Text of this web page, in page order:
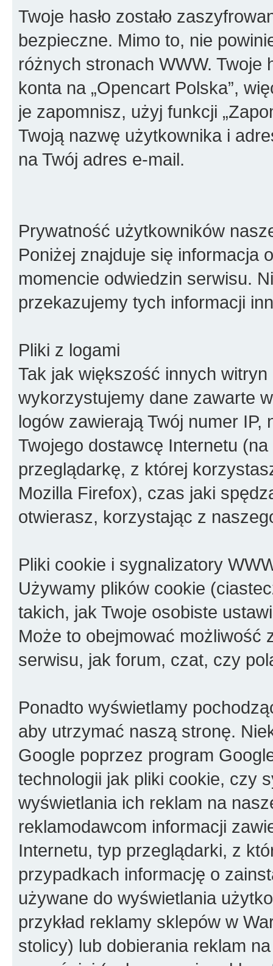
Twoje hasło zostało
bezpieczne. Mimo to, nie
różnych stronach WWW. Twoje
konta na „Opencart Polska”,
je zapomnisz, użyj funkcji
Twoją nazwę użytkownika i
na Twój adres e-mail.
Prywatność użytkowników
Poniżej znajduje się informacja
momencie odwiedzin serwisu.
przekazujemy tych informacji
Pliki z logami
Tak jak większość innych
wykorzystujemy dane zawarte
logów zawierają Twój numer
Twojego dostawcę Internetu
przeglądarkę, z której
Mozilla Firefox), czas jaki
otwierasz, korzystając z
Pliki cookie i sygnalizatory
Używamy plików cookie
takich, jak Twoje osobiste
Może to obejmować możliwość
serwisu, jak forum, czat, czy
Ponadto wyświetlamy
aby utrzymać naszą stronę.
Google poprzez program
technologii jak pliki cookie, czy
wyświetlania ich reklam na
reklamodawcom informacji
Internetu, typ przeglądarki, z
przypadkach informację o
używane do wyświetlania
przykład reklamy sklepów w
stolicy) lub dobierania reklam